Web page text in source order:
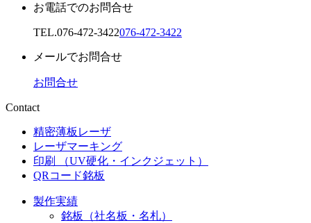
お電話でのお問合せ
TEL.076-472-3422076-472-3422
メールでお問合せ
お問合せ
Contact
精密薄板レーザ
レーザマーキング
印刷 （UV硬化・インクジェット）
QRコード銘板
製作実績
銘板（社名板・名札）